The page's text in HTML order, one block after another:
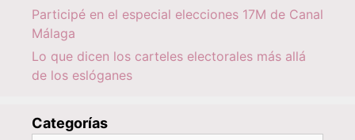
Participé en el especial elecciones 17M de Canal
Málaga
Lo que dicen los carteles electorales más allá
de los eslóganes
Categorías